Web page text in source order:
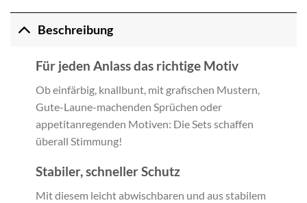
Beschreibung
Für jeden Anlass das richtige Motiv
Ob einfärbig, knallbunt, mit grafischen Mustern,
Gute-Laune-machenden Sprüchen oder
appetitanregenden Motiven: Die Sets schaffen
überall Stimmung!
Stabiler, schneller Schutz
Mit diesem leicht abwischbaren und aus stabilem